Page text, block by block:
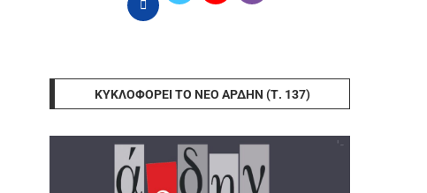
ΚΥΚΛΟΦΟΡΕΊ ΤΟ ΝΈΟ ΆΡΔΗΝ (Τ. 137)